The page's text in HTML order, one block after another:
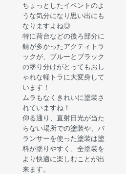
ちょっとしたイベントのよ
うな気分になり思い出にも
なりますよね◎
特に荷台などの後ろ部分に
錆が多かったアクティトラ
ックが、ブルーとブラック
の塗り分けがとってもおし
ゃれな軽トラに大変身して
います！
ムラもなくきれいに塗装さ
れていますね！
仰る通り、直射日光が当た
らない場所での塗装や、バ
ランサーを使った塗装は塗
料が塗りやすく、全塗装を
より快適に楽しむことが出
来ます。